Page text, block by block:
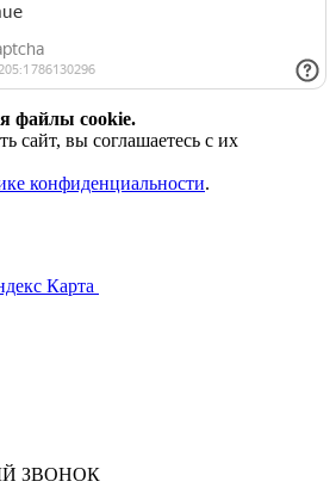
файлы cookie.
сайт, вы соглашаетесь с их
конфиденциальности.
Карта
ЗВОНОК